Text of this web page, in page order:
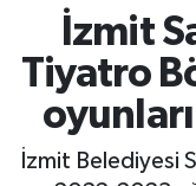
İzmit
Tiyatro
İzmit Belediyesi
Süper Lig
Tüm
Son Dakika